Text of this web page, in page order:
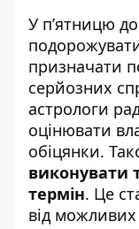
У п’ятницю
призначати
серйозних
астрологи
оцінювати
обіцянки.
виконувати
термін. Це
від